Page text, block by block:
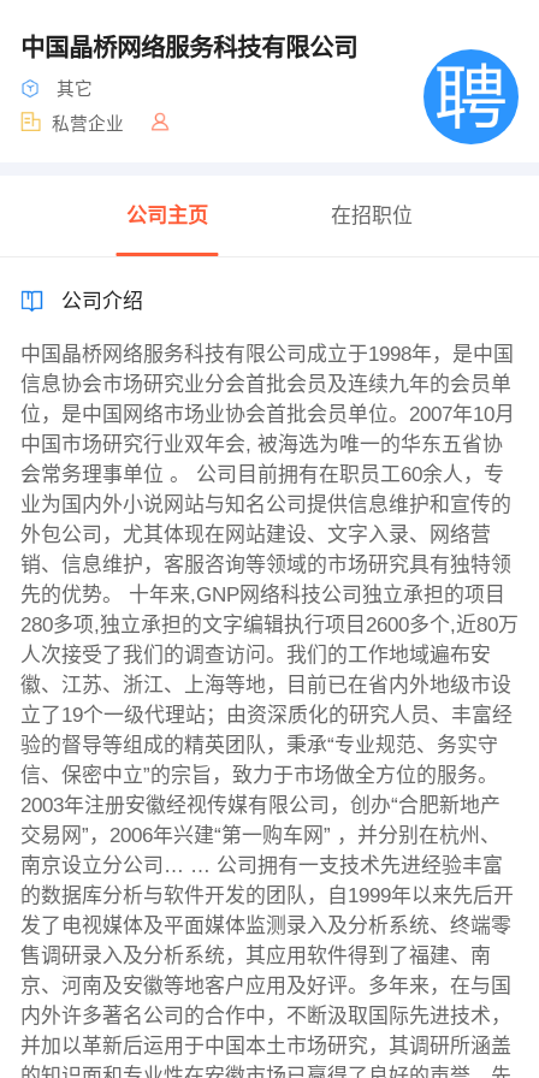
中国晶桥网络服务科技有限公司
其它
私营企业
公司主页 在招职位
公司介绍
中国晶桥网络服务科技有限公司成立于1998年，是中国
信息协会市场研究业分会首批会员及连续九年的会员单
位，是中国网络市场业协会首批会员单位。2007年10月
中国市场研究行业双年会, 被海选为唯一的华东五省协
会常务理事单位 。 公司目前拥有在职员工60余人，专
业为国内外小说网站与知名公司提供信息维护和宣传的
外包公司，尤其体现在网站建设、文字入录、网络营
销、信息维护，客服咨询等领域的市场研究具有独特领
先的优势。 十年来,GNP网络科技公司独立承担的项目
280多项,独立承担的文字编辑执行项目2600多个,近80万
人次接受了我们的调查访问。我们的工作地域遍布安
徽、江苏、浙江、上海等地，目前已在省内外地级市设
立了19个一级代理站；由资深质化的研究人员、丰富经
验的督导等组成的精英团队，秉承“专业规范、务实守
信、保密中立”的宗旨，致力于市场做全方位的服务。
2003年注册安徽经视传媒有限公司，创办“合肥新地产
交易网”，2006年兴建“第一购车网” ，并分别在杭州、
南京设立分公司… … 公司拥有一支技术先进经验丰富
的数据库分析与软件开发的团队，自1999年以来先后开
发了电视媒体及平面媒体监测录入及分析系统、终端零
售调研录入及分析系统，其应用软件得到了福建、南
京、河南及安徽等地客户应用及好评。多年来，在与国
内外许多著名公司的合作中，不断汲取国际先进技术，
并加以革新后运用于中国本土市场研究，其调研所涵盖